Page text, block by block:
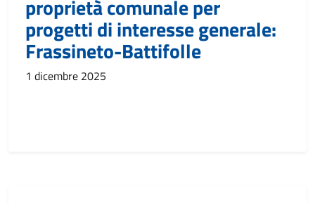
proprietà comunale per
progetti di interesse generale:
Frassineto-Battifolle
1 dicembre 2025